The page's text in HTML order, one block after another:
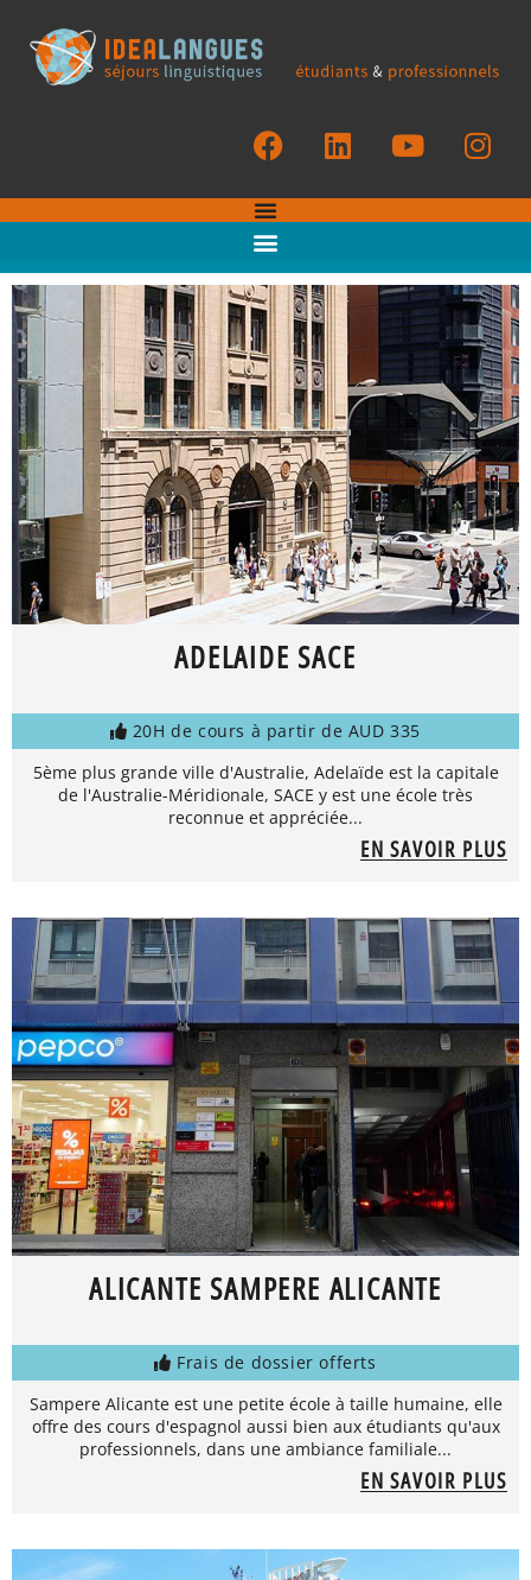
ADELAIDE SACE
20H de cours à partir de AUD 335
5ème plus grande ville d'Australie, Adelaïde est la capitale
de l'Australie-Méridionale, SACE y est une école très
reconnue et appréciée...
EN SAVOIR PLUS
ALICANTE SAMPERE ALICANTE
Frais de dossier offerts
Sampere Alicante est une petite école à taille humaine, elle
offre des cours d'espagnol aussi bien aux étudiants qu'aux
professionnels, dans une ambiance familiale...
EN SAVOIR PLUS